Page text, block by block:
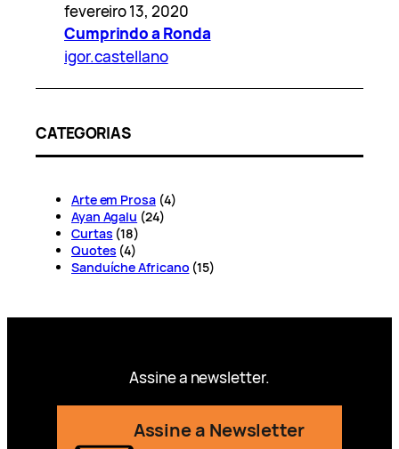
fevereiro 13, 2020
Cumprindo a Ronda
igor.castellano
CATEGORIAS
Arte em Prosa(4)
Ayan Agalu (24)
Curtas (18)
Quotes (4)
Sanduíche Africano (15)
Assine a newsletter.
Assine a Newsletter